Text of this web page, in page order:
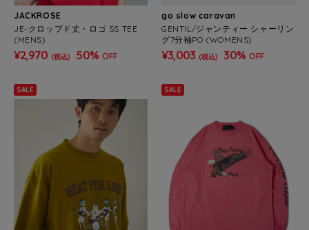
JACKROSE
JE-クロップド丈・ロゴ SS TEE
(MENS)
¥2,970 (税込) 50% OFF
go slow caravan
GENTIL/ジャンティー シャーリン
グ7分袖PO (WOMENS)
¥3,003 (税込) 30% OFF
SALE SALE